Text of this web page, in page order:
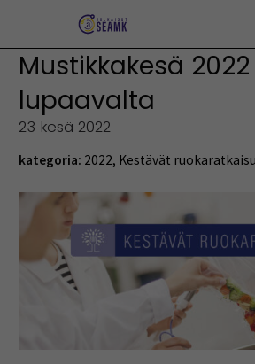
Mustikkakesä
lupaavalta
23 kesä 2022
kategoria: 2022, Kestävät